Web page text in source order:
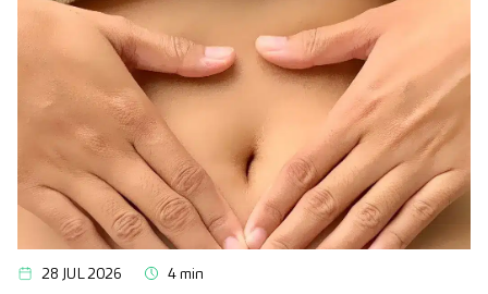
los órganos vitales, el sistema vascular y el cerebro antes
de que aparezcan los primeros síntomas.
28 JUL 2026 4 min